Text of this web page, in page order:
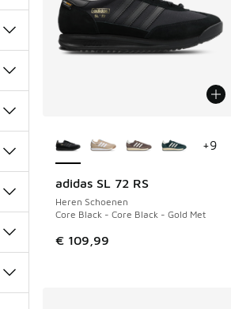
adidas SL 72 RS
Heren Schoenen
Core Black - Core Black - Gold Met
€ 109,99
+9